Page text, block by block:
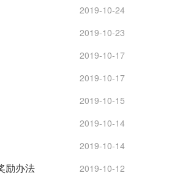
2019-10-24
2019-10-23
2019-10-17
2019-10-17
2019-10-15
2019-10-14
2019-10-14
励办法 2019-10-12